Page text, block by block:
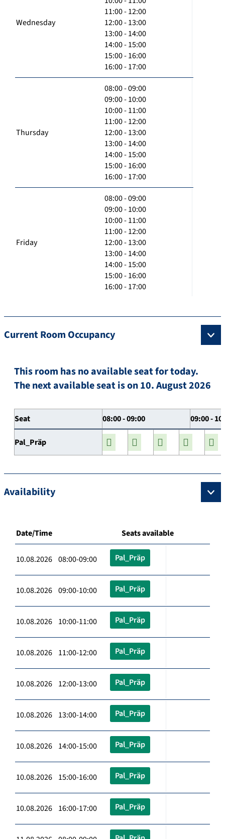
Wednesday
11:00 - 12:00
12:00 - 13:00
13:00 - 14:00
14:00 - 15:00
15:00 - 16:00
16:00 - 17:00
Thursday
08:00 - 09:00
09:00 - 10:00
10:00 - 11:00
11:00 - 12:00
12:00 - 13:00
13:00 - 14:00
14:00 - 15:00
15:00 - 16:00
16:00 - 17:00
Friday
08:00 - 09:00
09:00 - 10:00
10:00 - 11:00
11:00 - 12:00
12:00 - 13:00
13:00 - 14:00
14:00 - 15:00
15:00 - 16:00
16:00 - 17:00
Current Room Occupancy
This room has no available seat for today.
The next available seat is on 10. August 2026
Seat 08:00 - 09:00 09:00 -
Pal_Präp
Availability
Date/Time Seats available
10.08.2026 08:00-09:00 Pal_Präp
10.08.2026 09:00-10:00 Pal_Präp
10.08.2026 10:00-11:00 Pal_Präp
10.08.2026 11:00-12:00 Pal_Präp
10.08.2026 12:00-13:00 Pal_Präp
10.08.2026 13:00-14:00 Pal_Präp
10.08.2026 14:00-15:00 Pal_Präp
10.08.2026 15:00-16:00 Pal_Präp
10.08.2026 16:00-17:00 Pal_Präp